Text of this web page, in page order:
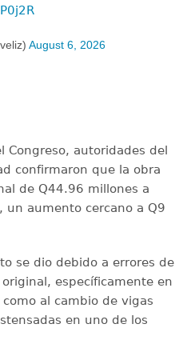
August 6, 2026
Congreso, autoridades del
confirmaron que la obra
de Q44.96 millones a
un aumento cercano a Q9
se dio debido a errores de
específicamente en
al cambio de vigas
en uno de los